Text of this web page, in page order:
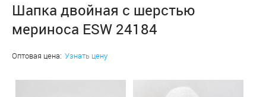
Шапка двойная с шерстью
мериноса ESW 24184
Оптовая цена: Узнать цену